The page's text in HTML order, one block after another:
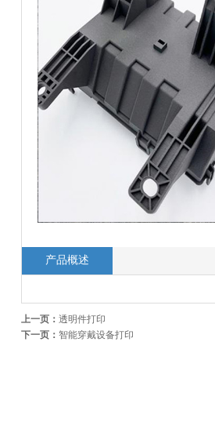
产品概述
上一页： 透明件打印
下一页： 智能穿戴设备打印